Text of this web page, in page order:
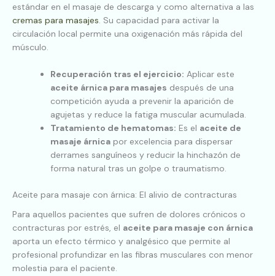
estándar en el masaje de descarga y como alternativa a las
cremas para masajes. Su capacidad para activar la
circulación local permite una oxigenación más rápida del
músculo.
Recuperación tras el ejercicio: Aplicar este
aceite árnica para masajes después de una
competición ayuda a prevenir la aparición de
agujetas y reduce la fatiga muscular acumulada.
Tratamiento de hematomas: Es el aceite de
masaje árnica por excelencia para dispersar
derrames sanguíneos y reducir la hinchazón de
forma natural tras un golpe o traumatismo.
Aceite para masaje con árnica: El alivio de contracturas
Para aquellos pacientes que sufren de dolores crónicos o
contracturas por estrés, el aceite para masaje con árnica
aporta un efecto térmico y analgésico que permite al
profesional profundizar en las fibras musculares con menor
molestia para el paciente.